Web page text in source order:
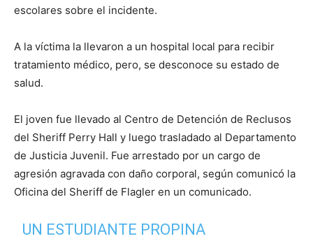
escolares sobre el incidente.
A la víctima la llevaron a un hospital local para recibir
tratamiento médico, pero, se desconoce su estado de
salud.
El joven fue llevado al Centro de Detención de Reclusos
del Sheriff Perry Hall y luego trasladado al Departamento
de Justicia Juvenil. Fue arrestado por un cargo de
agresión agravada con daño corporal, según comunicó la
Oficina del Sheriff de Flagler en un comunicado.
UN ESTUDIANTE PROPINA